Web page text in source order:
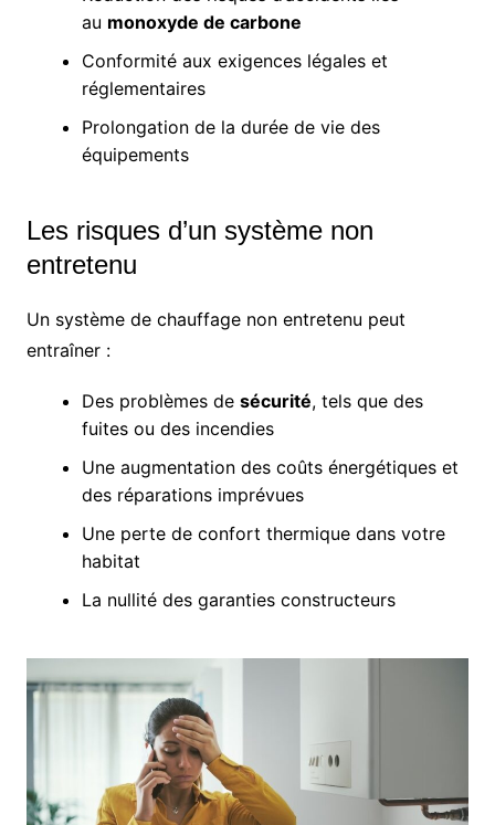
au monoxyde de carbone
Conformité aux exigences légales et
réglementaires
Prolongation de la durée de vie des
équipements
Les risques d’un système non
entretenu
Un système de chauffage non entretenu peut
entraîner :
Des problèmes de sécurité, tels que des
fuites ou des incendies
Une augmentation des coûts énergétiques et
des réparations imprévues
Une perte de confort thermique dans votre
habitat
La nullité des garanties constructeurs